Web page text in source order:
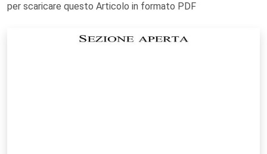
per scaricare questo Articolo in formato PDF